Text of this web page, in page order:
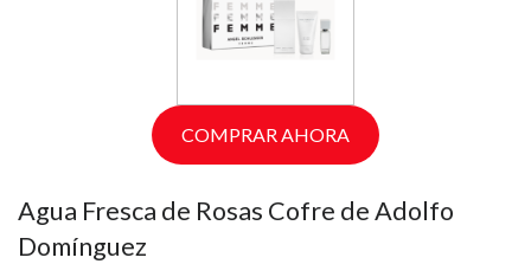
COMPRAR AHORA
Agua Fresca de Rosas Cofre de Adolfo
Domínguez